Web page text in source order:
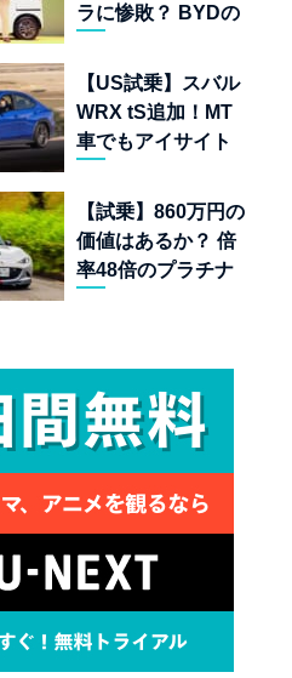
ラに惨敗？ BYDの
金ドーピング」の
異常な世界
【US試乗】スバル
WRX tS追加！MT
車でもアイサイト
ソリンAWDスポー
ツセダン
【試乗】860万円の
価値はあるか？ 倍
率48倍のプラチナ
12R」が魅せる究
極の人馬一体